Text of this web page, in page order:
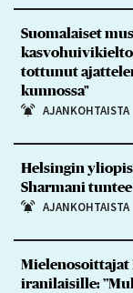
Suomalaiset
tottunut
kunnossa"
AJANKOHTAISTA
Helsingin
Sharmani
AJANKOHTAISTA
Mielenosoittajat
iranilaisille: